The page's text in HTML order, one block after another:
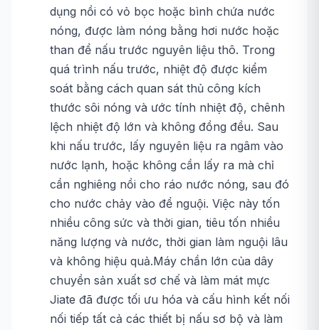
dụng nồi có vỏ bọc hoặc bình chứa nước
nóng, được làm nóng bằng hơi nước hoặc
than để nấu trước nguyên liệu thô. Trong
quá trình nấu trước, nhiệt độ được kiểm
soát bằng cách quan sát thủ công kích
thước sôi nóng và ước tính nhiệt độ, chênh
lệch nhiệt độ lớn và không đồng đều. Sau
khi nấu trước, lấy nguyên liệu ra ngâm vào
nước lạnh, hoặc không cần lấy ra mà chỉ
cần nghiêng nồi cho ráo nước nóng, sau đó
cho nước chảy vào để nguội. Việc này tốn
nhiều công sức và thời gian, tiêu tốn nhiều
năng lượng và nước, thời gian làm nguội lâu
và không hiệu quả.Máy chần lớn của dây
chuyền sản xuất sơ chế và làm mát mực
Jiate đã được tối ưu hóa và cấu hình kết nối
nối tiếp tất cả các thiết bị nấu sơ bộ và làm